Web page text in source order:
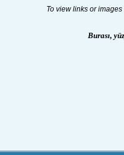
To view links or
Burası,